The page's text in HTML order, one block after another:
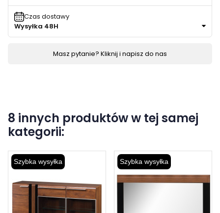
Czas dostawy
Wysyłka 48H
Masz pytanie? Kliknij i napisz do nas
8 innych produktów w tej samej
kategorii:
Szybka wysyłka Szybka wysyłka